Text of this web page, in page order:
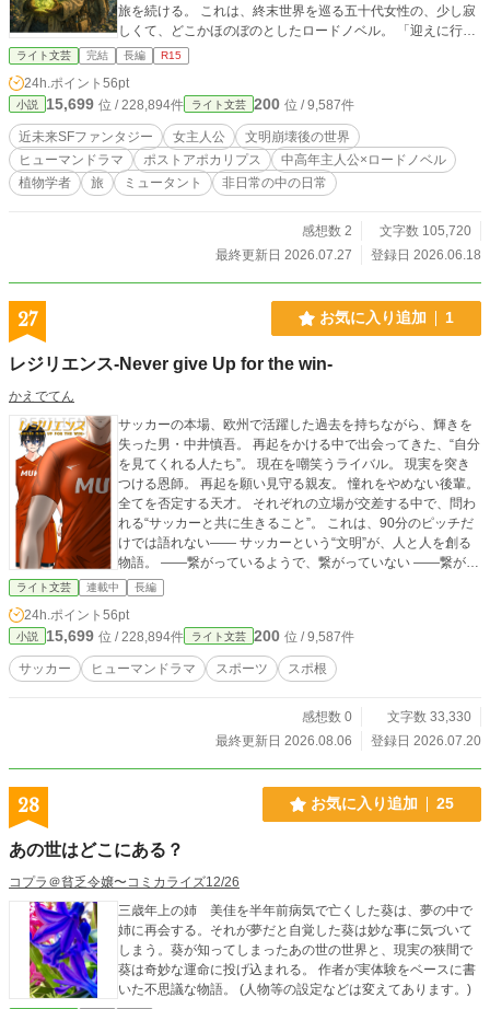
旅を続ける。 これは、終末世界を巡る五十代女性の、少し寂
しくて、どこかほのぼのとしたロードノベル。 「迎えに行
く」 二十年前の約束を胸に、彼女は今年も第3ゲートへ向か
う――。 この物語は、25歳のエレノアが恋人と生き別れ、生
涯をかけて彼が迎えにくるのを待ち、死にゆく地上で生き続
けるロードノベル。切なくも優しい地球に生き残った生物と
人々との出会いを描いた作品です。 初日は二話、翌日からは
一日一話で投稿します。 全話書き終えていますので、最後ま
で安心してお読みください。 話は3章で作られていて、7月27
日に完結します。どうぞよろしくお願いします。 【中高年主
しています。 ※画像はAI作成しています。
ライト文芸 完結 長編 R15
24h.ポイント 56pt
小説 15,699 位 / 228,894件 ライト文芸 200 位 / 9,587件
近未来SFファンタジー 女主人公
文明崩壊後の世界
ヒューマンドラマ
ポストアポカリプス
中高年主人公×ロードノベル
植物学者
旅 ミュータント 非日常の中の日常
感想数 2
文字数 105,720
最終更新日 2026.07.27
登録日 2026.06.18
27 お気に入り追加 1
レジリエンス-Never give Up for the win-
かえでてん
サッカーの本場、欧州で活躍した過去を持ちながら、輝きを
失った男・中井慎吾。 再起をかける中で出会ってきた、“自分
を見てくれる人たち”。 現在を嘲笑うライバル。 現実を突き
つける恩師。 再起を願い見守る親友。 憧れをやめない後輩。
全てを否定する天才。 それぞれの立場が交差する中で、問わ
れる“サッカーと共に生きること”。 これは、90分のピッチだ
けでは語れない―― サッカーという“文明”が、人と人を創る
物語。 ――繋がっているようで、繋がっていない ――繋がっ
ていないようで、繋がっている そんなサッカーの世界へよう
こそ。 ※この物語はフィクションであり、実在の人物・団体
とは一切関係ありません。 ※本作では、一部シーンの草案作
成・添削作業に生成AIを利用しています。設定や物語構成、
キャラクターの掛け合い等は全て作者が行っておりますが、
生成AIを利用していることをご了承ください。 ※本作のシナ
す。 ※「カクヨム」「なろう」等の他小説投稿サイトにも投
ライト文芸 連載中 長編
24h.ポイント 56pt
小説 15,699 位 / 228,894件 ライト文芸 200 位 / 9,587件
サッカー ヒューマンドラマ スポーツ スポ根
感想数 0
文字数 33,330
最終更新日 2026.08.06
登録日 2026.07.20
28 お気に入り追加 25
あの世はどこにある？
コプラ＠貧乏令嬢〜コミカライズ12/26
三歳年上の姉 美佳を半年前病気で亡くした葵は、夢の中で
姉に再会する。それが夢だと自覚した葵は妙な事に気づいて
しまう。葵が知ってしまったあの世の世界と、現実の狭間で
葵は奇妙な運命に投げ込まれる。 作者が実体験をベースに書
いた不思議な物語。 (人物等の設定などは変えてあります。)